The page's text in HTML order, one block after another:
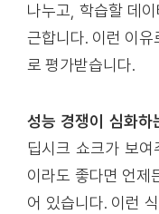
나누고, 학습할 데
근합니다. 이런 이유
로 평가받습니다.
성능 경쟁이 심화하
딥시크 쇼크가 보
이라도 좋다면 언제
어 있습니다. 이런